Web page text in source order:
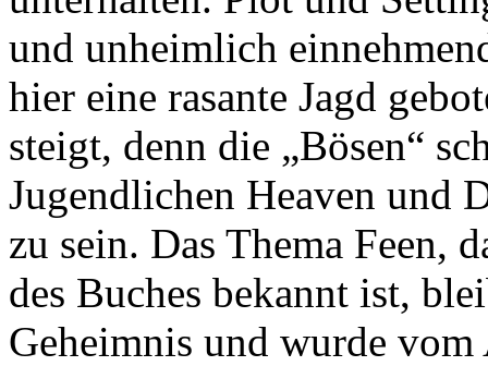
und unheimlich
hier eine rasante Jagd
steigt, denn die „Bösen“
Jugendlichen Heaven und
zu sein. Das Thema Feen,
des Buches bekannt ist,
Geheimnis und wurde